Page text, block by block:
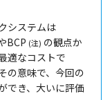
システムは
BCP (注) の観点か
適なコストで
の意味で、 今回の
でき、大いに評価